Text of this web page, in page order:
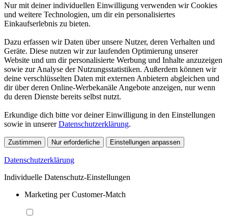
Nur mit deiner individuellen Einwilligung verwenden wir Cookies
und weitere Technologien, um dir ein personalisiertes
Einkaufserlebnis zu bieten.
Dazu erfassen wir Daten über unsere Nutzer, deren Verhalten und
Geräte. Diese nutzen wir zur laufenden Optimierung unserer
Website und um dir personalisierte Werbung und Inhalte anzuzeigen
sowie zur Analyse der Nutzungsstatistiken. Außerdem können wir
deine verschlüsselten Daten mit externen Anbietern abgleichen und
dir über deren Online-Werbekanäle Angebote anzeigen, nur wenn
du deren Dienste bereits selbst nutzt.
Erkundige dich bitte vor deiner Einwilligung in den Einstellungen
sowie in unsererDatenschutzerklärung.
Zustimmen Nur erforderliche Einstellungen anpassen
Datenschutzerklärung
Individuelle Datenschutz-Einstellungen
Marketing per Customer-Match